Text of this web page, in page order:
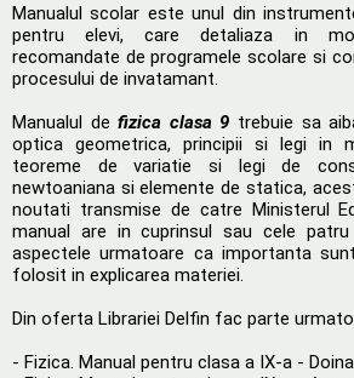
Manualul scolar este unul din
pentru elevi, care detaliaza in
recomandate de programele scolare si
procesului de invatamant.
Manualul defizica clasa 9 trebuie sa
optica geometrica, principii si legi in
teoreme de variatie si legi de
newtoaniana si elemente de statica,
noutati transmise de catre Ministerul
manual are in cuprinsul sau cele
aspectele urmatoare ca importanta
folosit in explicarea materiei.
Din oferta Librariei Delfin fac parte
- Fizica. Manual pentru clasa a IX-a -